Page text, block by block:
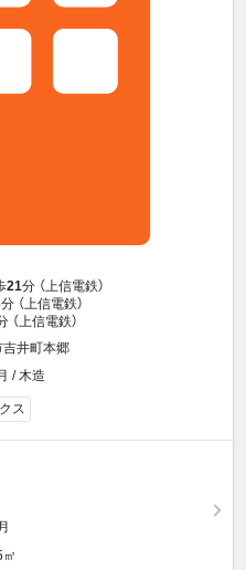
21分 （上信電鉄）
分 （上信電鉄）
（上信電鉄）
井町本郷
/ 木造
ス